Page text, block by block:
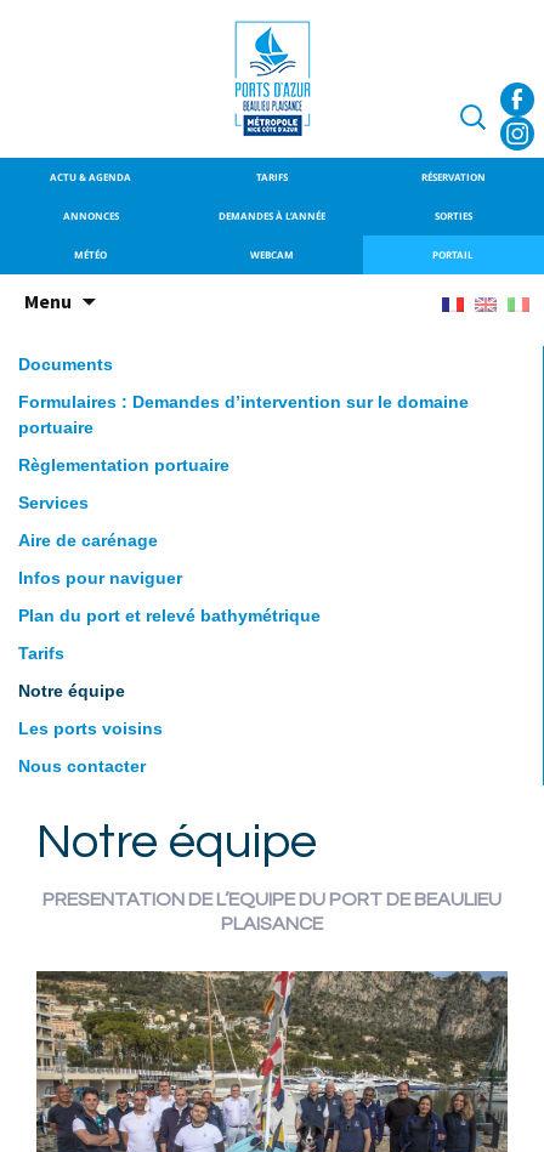
Port de Beaulieu-
sur-Mer
SITE OFFICIEL DU PORT DE
BEAULIEU-SUR-MER
ACTU & AGENDA TARIFS RÉSERVATION
ANNONCES DEMANDES À L’ANNÉE SORTIES
MÉTÉO WEBCAM PORTAIL
Menu
principal
Documents
Formulaires : Demandes d’intervention sur le domaine
portuaire
Règlementation portuaire
Services
Aire de carénage
Infos pour naviguer
Plan du port et relevé bathymétrique
Tarifs
Notre équipe
Les ports voisins
Nous contacter
Notre équipe
PRESENTATION DE L’EQUIPE DU PORT DE BEAULIEU
PLAISANCE